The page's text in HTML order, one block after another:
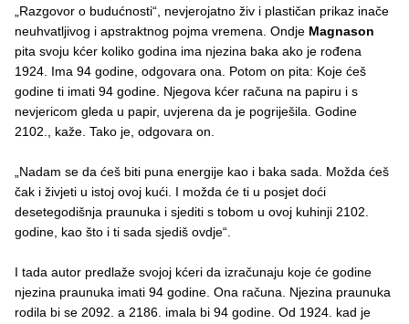
„Razgovor o budućnosti“, nevjerojatno živ i plastičan prikaz inače
neuhvatljivog i apstraktnog pojma vremena. Ondje Magnason
pita svoju kćer koliko godina ima njezina baka ako je rođena
1924. Ima 94 godine, odgovara ona. Potom on pita: Koje ćeš
godine ti imati 94 godine. Njegova kćer računa na papiru i s
nevjericom gleda u papir, uvjerena da je pogriješila. Godine
2102., kaže. Tako je, odgovara on.
„Nadam se da ćeš biti puna energije kao i baka sada. Možda ćeš
čak i živjeti u istoj ovoj kući. I možda će ti u posjet doći
desetegodišnja praunuka i sjediti s tobom u ovoj kuhinji 2102.
godine, kao što i ti sada sjediš ovdje“.
I tada autor predlaže svojoj kćeri da izračunaju koje će godine
njezina praunuka imati 94 godine. Ona računa. Njezina praunuka
rodila bi se 2092. a 2186. imala bi 94 godine. Od 1924. kad je